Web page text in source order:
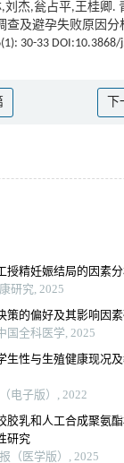
刘杰,瓮占平,王桂卿.
查及避孕失败原因分
30-33 DOI:10.3868/